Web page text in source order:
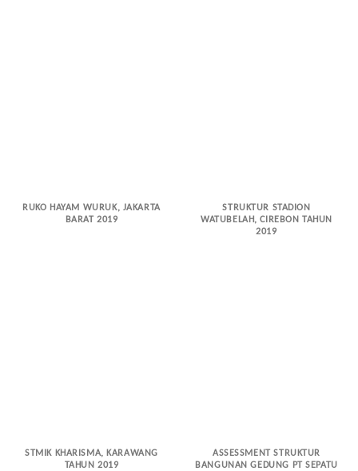
RUKO HAYAM WURUK, JAKARTA
BARAT 2019
STRUKTUR STADION
WATUBELAH, CIREBON TAHUN
2019
STMIK KHARISMA, KARAWANG
TAHUN 2019
ASSESSMENT STRUKTUR
BANGUNAN GEDUNG PT SEPATU